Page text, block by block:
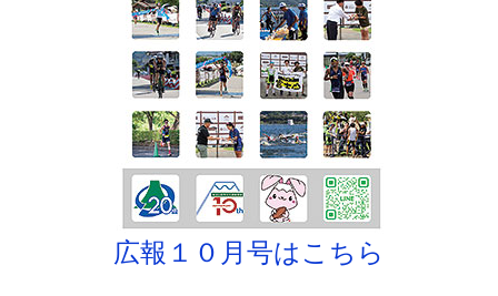
広報１０月号はこちら